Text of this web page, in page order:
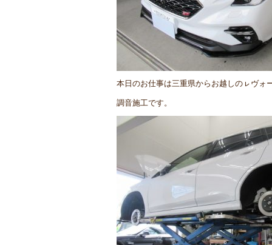
本日のお仕事は三重県からお越しのㇾヴォ
調音施工です。